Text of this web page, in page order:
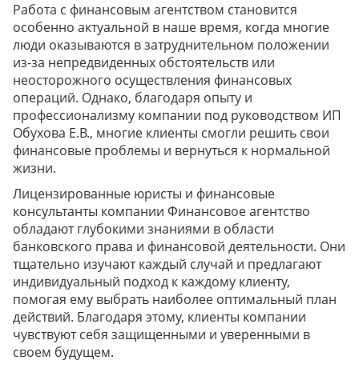
Работа с финансовым агентством становится
особенно актуальной в наше время, когда многие
люди оказываются в затруднительном положении
из-за непредвиденных обстоятельств или
неосторожного осуществления финансовых
операций. Однако, благодаря опыту и
профессионализму компании под руководством ИП
Обухова Е.В., многие клиенты смогли решить свои
финансовые проблемы и вернуться к нормальной
жизни.
Лицензированные юристы и финансовые
консультанты компании Финансовое агентство
обладают глубокими знаниями в области
банковского права и финансовой деятельности. Они
тщательно изучают каждый случай и предлагают
индивидуальный подход к каждому клиенту,
помогая ему выбрать наиболее оптимальный план
действий. Благодаря этому, клиенты компании
чувствуют себя защищенными и уверенными в
своем будущем.